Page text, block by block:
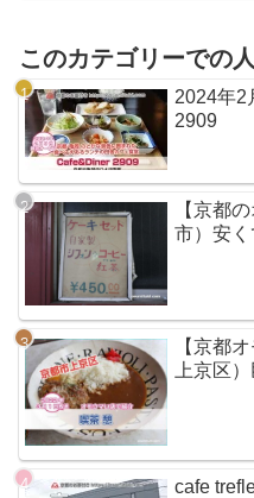
このカテゴリーでの
2024年2
2909
【京都
市）安
【京都
上京区
cafe